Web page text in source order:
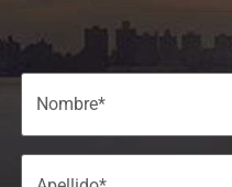
Name
(Required)